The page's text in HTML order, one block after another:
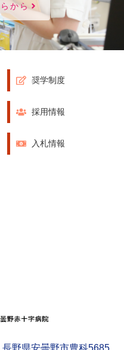
から
奨学制度
採用情報
入札情報